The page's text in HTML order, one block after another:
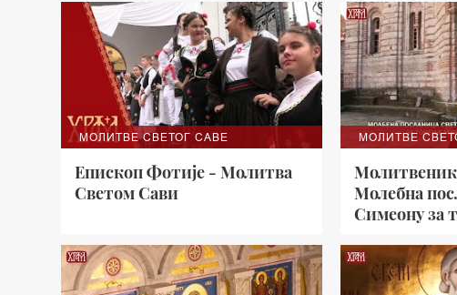
МОЛИТВЕ СВЕТОГ САВЕ
Епископ Фотије - Молитва
Светом Сави
МОЛИТВЕ
Молебна
Симеону за